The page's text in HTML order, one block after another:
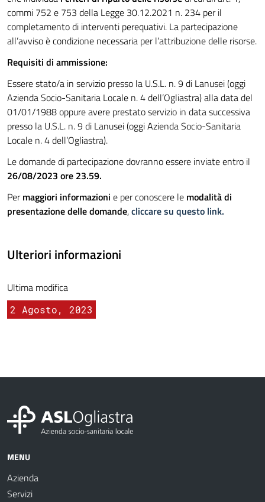
commi 752 e 753 della Legge 30.12.2021 n. 234 per il
completamento di interventi perequativi. La partecipazione
all’avviso è condizione necessaria per l’attribuzione delle risorse.
Requisiti di ammissione:
Essere stato/a in servizio presso la U.S.L. n. 9 di Lanusei (oggi
Azienda Socio-Sanitaria Locale n. 4 dell’Ogliastra) alla data del
01/01/1988 oppure avere prestato servizio in data successiva
presso la U.S.L. n. 9 di Lanusei (oggi Azienda Socio-Sanitaria
Locale n. 4 dell’Ogliastra).
Le domande di partecipazione dovranno essere inviate entro il
26/08/2023 ore 23.59.
Permaggiori informazioni e per conoscere le modalità di
presentazione delle domande,cliccare su questo link.
Ulteriori informazioni
Ultima modifica
2 Agosto, 2023
MENU
Azienda
Servizi